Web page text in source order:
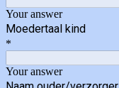
Your answer
Moedertaal kind
*
Your answer